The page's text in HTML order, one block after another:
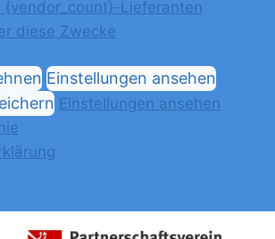
{vendor_count}-Lieferanten
diese Zwecke
Einstellungen ansehen
Einstellungen ansehen